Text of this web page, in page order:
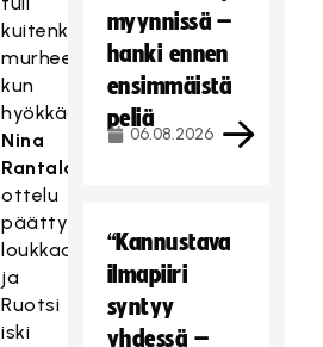
kuitenkin
murheellinen
kun
hyökkääjä
Nina
Rantalan
ottelu
päättyi
loukkaantumiseen
ja
Ruotsi
iski
myynnissä –
hanki ennen
ensimmäistä
peliä
06.08.2026
“Kannustava
ilmapiiri
syntyy
yhdessä –